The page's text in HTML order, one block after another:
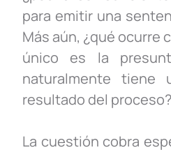
para emitir una
Más aún, ¿qué ocurre
único es la
naturalmente
resultado del proceso?
La cuestión cobra